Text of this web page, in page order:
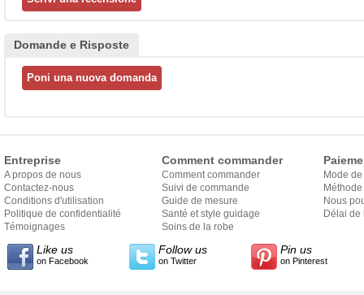
Domande e Risposte
Entreprise
A propos de nous
Contactez-nous
Conditions d'utilisation
Politique de confidentialité
Témoignages
Comment commander
Comment commander
Suivi de commande
Guide de mesure
Santé et style guidage
Soins de la robe
Mode
Nous
Délai de
Like us
on Facebook
Follow us
on Twitter
Pin us
on Pinterest